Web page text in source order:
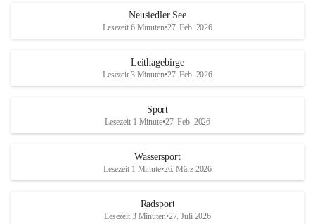
S
und den daraus folgenden wirtschaftlichen
Maßnahmen zur Bekämpfung
Rebe und der Amerikanischen
Anhang VBl. EU Nr. 18
1 Seite•1,4 MB
VBl. EU Nr. 18_2026
r
S
Neusiedler See
Lesezeit 6 Minuten•27. Feb. 2026
Leithagebirge
Lesezeit 3 Minuten•27. Feb. 2026
Sport
Lesezeit 1 Minute•27. Feb. 2026
Wassersport
Lesezeit 1 Minute•26. März 2026
Radsport
Lesezeit 3 Minuten•27. Juli 2026